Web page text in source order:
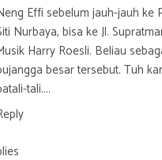
Effi sebelum jauh-jauh ke
Nurbaya, bisa ke Jl.
Harry Roesli. Beliau
besar tersebut. Tuh
tali....